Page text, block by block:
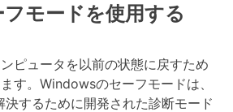
モードを使用する
ピュータを以前の状態に戻すため
す。Windowsのセーフモードは、
するために開発された診断モード